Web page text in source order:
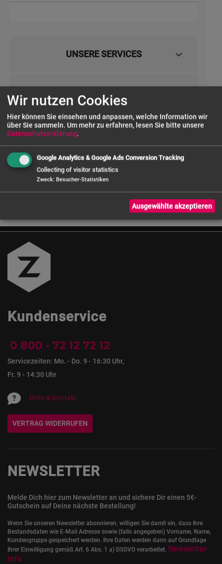
UNSERE SERVICES
Alle Preise zzgl. MwSt. und inkl.
(bei Bestellwert über € 50,- netto)
Kundenservice
0 800 - 72 12 72 12
Servicezeiten: Mo. - Do. 9 - 16:30 Uhr,
Fr. 9 - 14:30 Uhr
Hilfe & Kontakt
VERTRAG WIDERRUFEN
NEWSLETTER
Melde Dich hier zum Newsletter an und sichere Dir einen 5€-
Gutschein auf Deine nächste Bestellung!
Wenn Sie unseren Newsletter abonnieren, willigen Sie damit ein, dass Ihre
Bestandsdaten wie E-Mail Adresse sowie (falls angegeben) Vorname, Name,
Kundengruppe gespeichert werden. Ihre Daten werden dann auf Grundlage
Ihrer Einwilligung gemäß Art. 6 Abs. 1 a) DSGVO verarbeitet. Newsletter-
Info
Wir nutzen Cookies
Hier können Sie einsehen und anpassen, welche Information wir
über Sie sammeln. Um mehr zu erfahren, lesen Sie bitte unsere
Datenschutzerklärung.
Google Analytics & Google Ads Conversion Tracking
Collecting of visitor statistics
Zweck: Besucher-Statistiken
Ausgewählte akzeptieren